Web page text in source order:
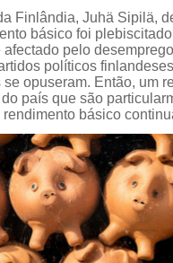
Finlândia, Juhä Sipilä,
básico foi
afectado pelo
políticos
opuseram. Então, um
país que são
básico